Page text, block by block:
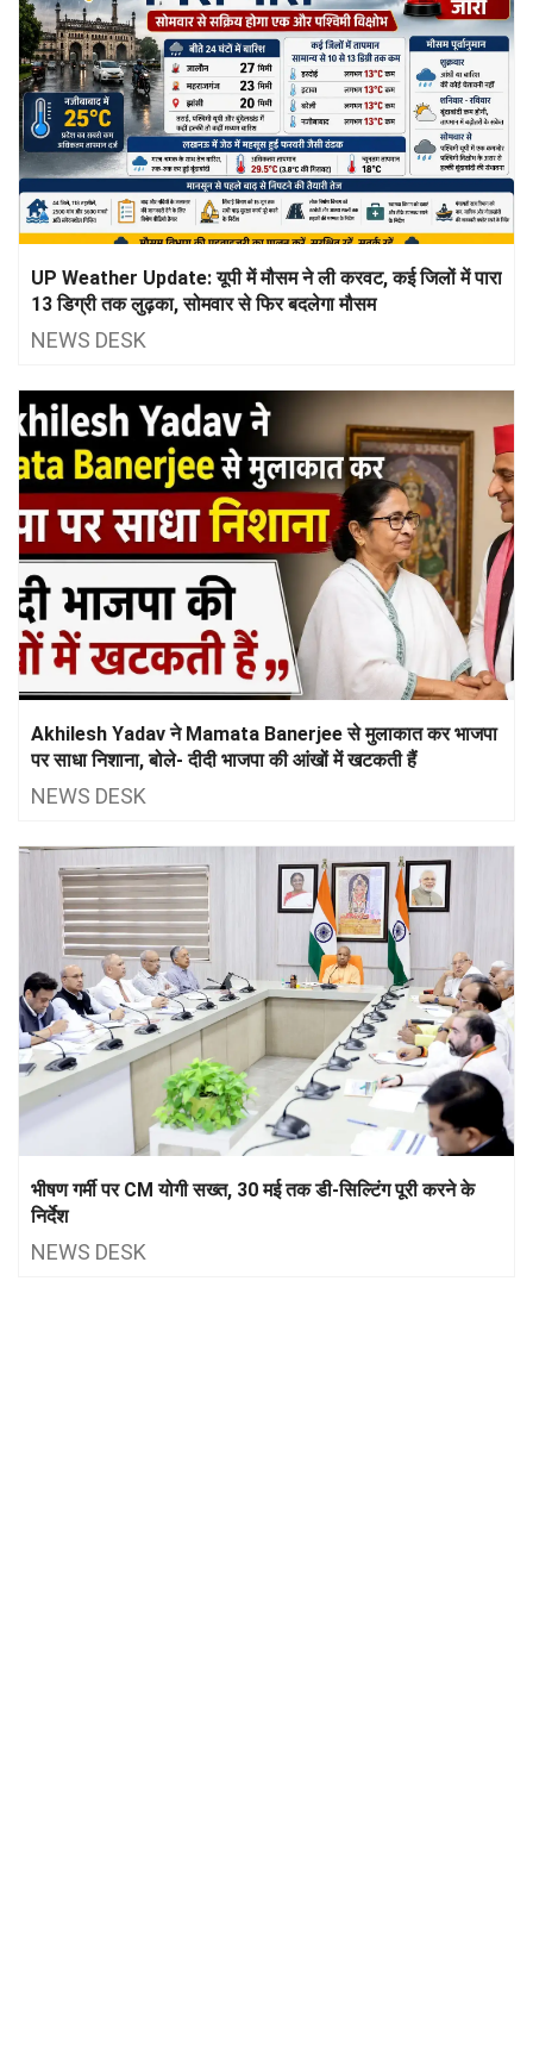
UP Weather Update: यूपी में मौसम ने ली करवट, कई जिलों में पारा
13 डिग्री तक लुढ़का, सोमवार से फिर बदलेगा मौसम
NEWS DESK
Akhilesh Yadav ने Mamata Banerjee से मुलाकात कर भाजपा
पर साधा निशाना, बोले- दीदी भाजपा की आंखों में खटकती हैं
NEWS DESK
भीषण गर्मी पर CM योगी सख्त, 30 मई तक डी-सिल्टिंग पूरी करने के
निर्देश
NEWS DESK